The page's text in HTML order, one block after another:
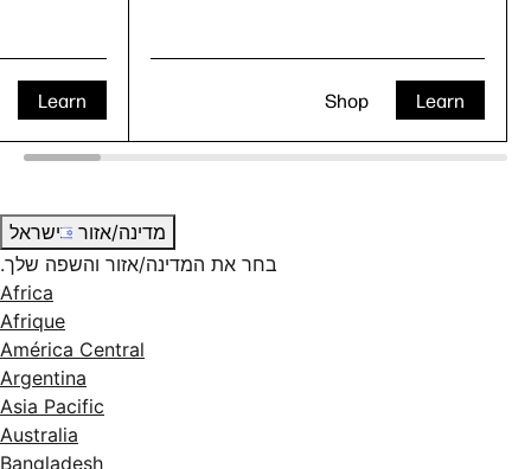
Learn Learn
Shop
מדינה/אזור
ישראל
בחר את המדינה/אזור והשפה שלך.
Africa
Afrique
América Central
Argentina
Asia Pacific
Australia
Bangladesh